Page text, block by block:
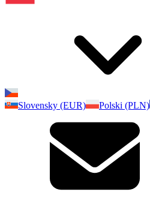
Slovensky (EUR)
Polski (PLN)